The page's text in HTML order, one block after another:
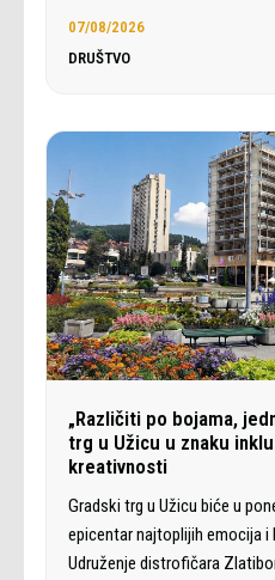
07/08/2026
DRUŠTVO
„Različiti po bojama,
trg u Užicu u znaku
kreativnosti
Gradski trg u Užicu biće u
epicentar najtoplijih emocija i
Udruženje distrofičara